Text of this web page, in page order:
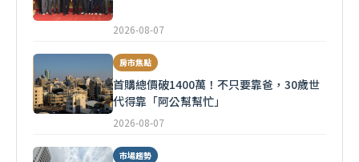
2026-08-07
房市焦點
首購總價破1400萬！不只要靠爸，30歲世
代得靠「阿公幫幫忙」
2026-08-07
市場趨勢